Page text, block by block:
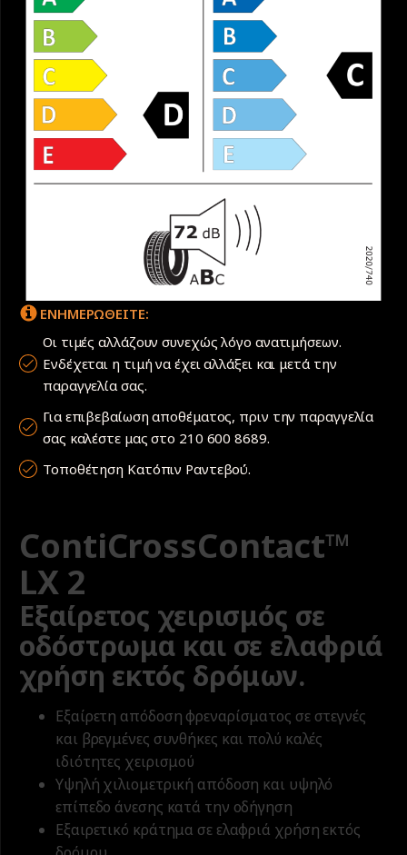
ΕΝΗΜΕΡΩΘΕΙΤΕ:
Οι τιμές αλλάζουν συνεχώς λόγο ανατιμήσεων.
Ενδέχεται η τιμή να έχει αλλάξει και μετά την
παραγγελία σας.
Για επιβεβαίωση αποθέματος, πριν την παραγγελία
σας καλέστε μας στο 210 600 8689.
Τοποθέτηση Κατόπιν Ραντεβού.
ContiCrossContact™
LX 2
Εξαίρετος χειρισμός σε
οδόστρωμα και σε ελαφριά
χρήση εκτός δρόμων.
Εξαίρετη απόδοση φρεναρίσματος σε στεγνές
και βρεγμένες συνθήκες και πολύ καλές
ιδιότητες χειρισμού
Υψηλή χιλιομετρική απόδοση και υψηλό
επίπεδο άνεσης κατά την οδήγηση
Εξαιρετικό κράτημα σε ελαφριά χρήση εκτός